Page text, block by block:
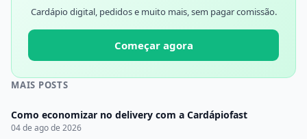
Cardápio digital, pedidos e muito mais, sem pagar comissão.
Começar agora
MAIS POSTS
Como economizar no delivery com a Cardápiofast
04 de ago de 2026